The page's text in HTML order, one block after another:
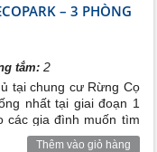
– 3 PHÒNG
tắm: 2
tại chung cư Rừng Cọ
nhất tại giai đoạn 1
các gia đình muốn tìm
đủ tiện ích.
Thêm vào giỏ hàng